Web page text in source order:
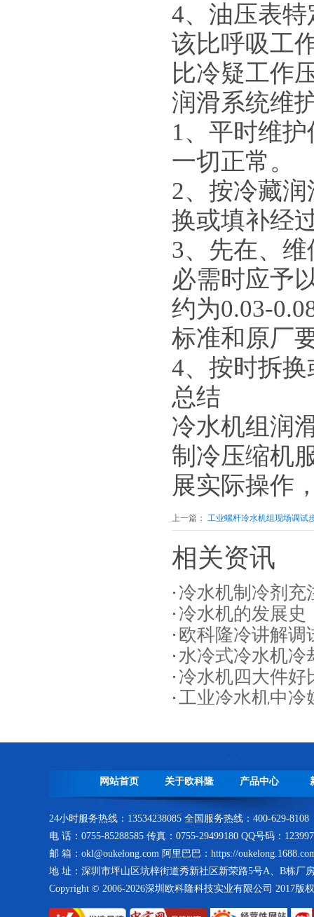
螺杆式冷水机包装出货
4、油压表
该比呼吸工
比冷疑工作
润滑系统维
1、平时维
一切正常。
2、按冷藏
换或填补经
3、先在、
必需时应予
约为0.03-
标准和原厂
4、按时拆
总结
冷水机组润
制冷压缩机
展实际操作
上一篇： 工业螺杆冷水机组现场调试
相关资讯
冷水机制冷剂充
冷水机的发展史
欧科隆冷讲解调
水冷式冷水机冷
冷水机四大件好
工业冷水机中冷
网站首页 关于欧科隆 产品中心
24小时服务热线：13534238085 全国服务热线：400-629-8108
电 话：0755-85288585 传真：0755-29499180 QQ号码：
邮 箱：okl@oukelong.com 阿里巴巴：https://
地 址：深圳市坪山区坑梓街道秀新社区新荣路5号A、B栋厂
Copyright © 2006-2026深圳欧科隆科技实业有限公司 2017版